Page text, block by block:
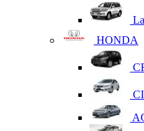
HONDA